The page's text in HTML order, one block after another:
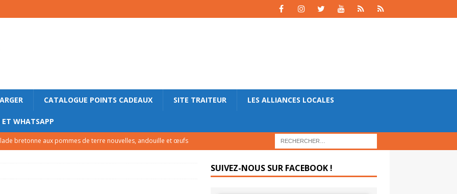
CATALOGUE POINTS CADEAUX SITE TRAITEUR LES ALLIANCES LOCALES
ET WHATSAPP
bretonne aux pommes de terre nouvelles, andouille et œufs
SUIVEZ-NOUS SUR FACEBOOK !